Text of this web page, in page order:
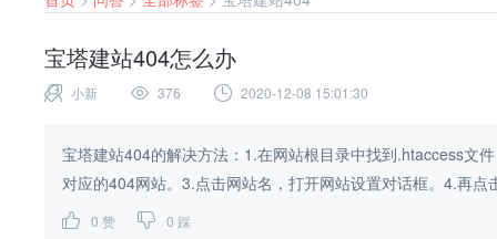
宝塔建站404怎么办
小新 376 2020-12-08 15:01:30
宝塔建站404的解决方法：1.在网站根目录中找到.htaccess文
对应的404网站。3.点击网站名，打开网站设置对话框。4.再点
0 赞 0 踩